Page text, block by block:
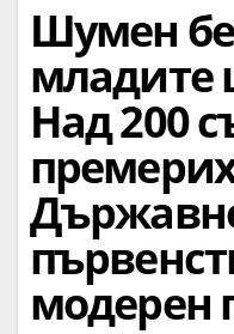
Шумен
Над 200
модерен